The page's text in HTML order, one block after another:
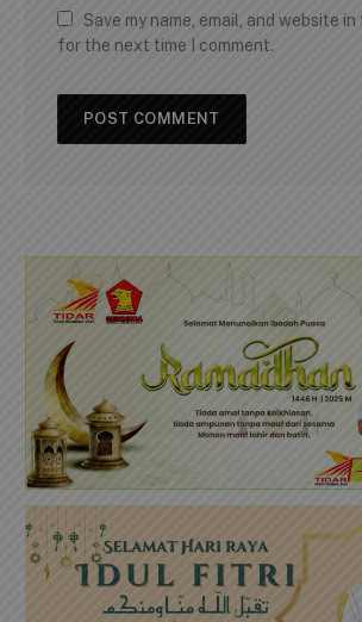
Save my name, email, and website
for the next time I comment.